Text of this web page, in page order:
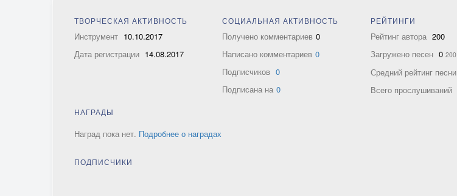
ТВОРЧЕСКАЯ АКТИВНОСТЬ
Инструмент 10.10.2017
Дата регистрации 14.08.2017
СОЦИАЛЬНАЯ АКТИВНОСТЬ
Получено комментариев 0
Написано комментариев 0
Подписчиков 0
Подписана на 0
РЕЙТИНГИ
Рейтинг автора 200
Загружено песен 0 200
Средний рейтинг песни
Всего прослушиваний
НАГРАДЫ
Наград пока нет. Подробнее о наградах
ПОДПИСЧИКИ